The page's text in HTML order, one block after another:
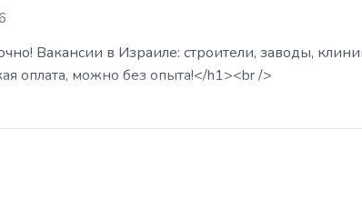
Вакансии в Израиле: строители, заводы,
оплата, можно без опыта!</h1><br />